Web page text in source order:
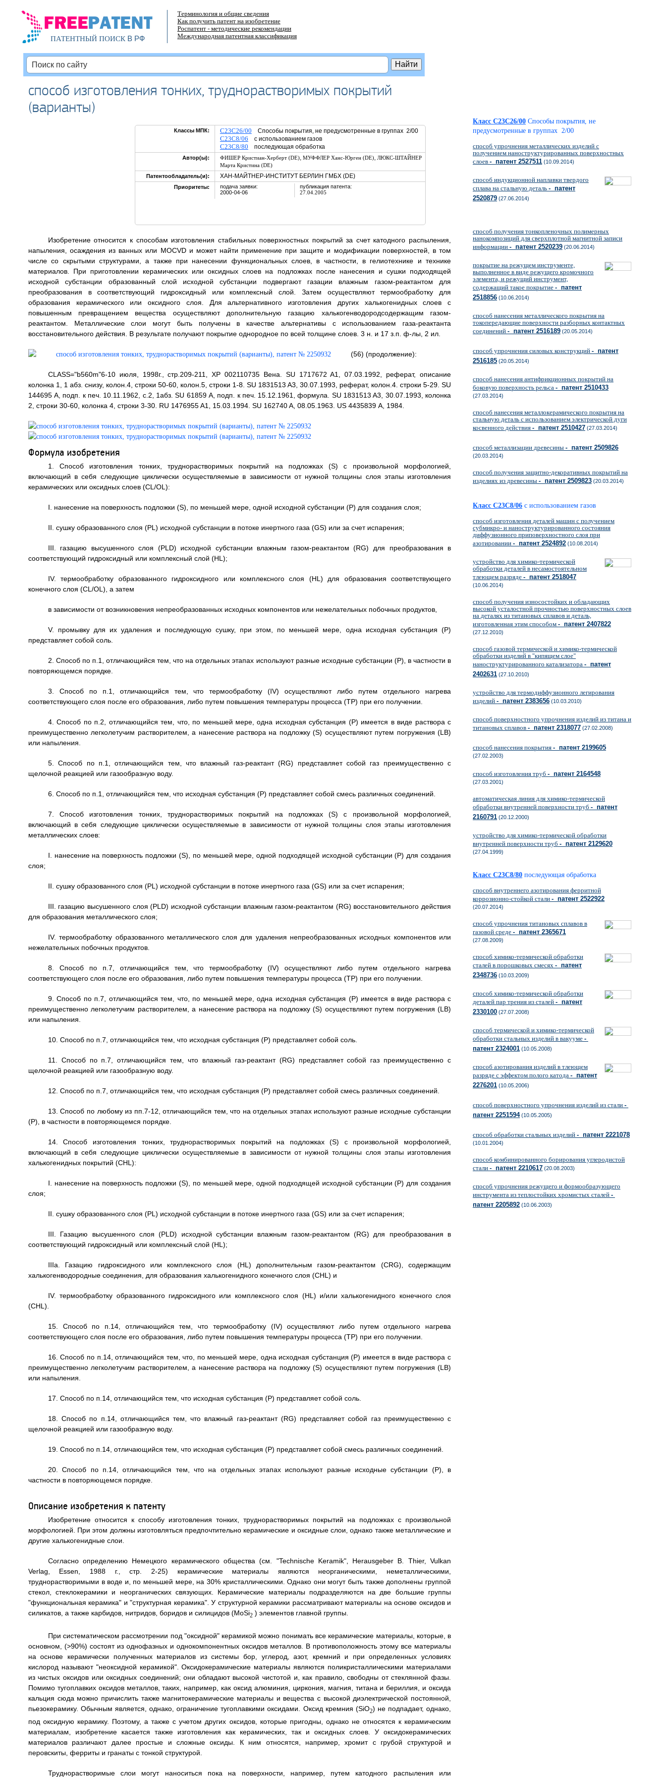
ПАТЕНТНЫЙ ПОИСКВ РФ
Терминология и общие сведения
Как получить патент на изобретение
Роспатент - методические рекомендации
Международная патентная классификация
способ изготовления тонких, труднорастворимых покрытий
(варианты)
Классы МПК: C23C26/00 Способы покрытия, не предусмотренные в группах 2/00
C23C8/06 с использованием газов
C23C8/80 последующая обработка
Автор(ы): ФИШЕР Кристиан-Херберт (DE), МУФФЛЕР Ханс-Юрген (DE), ЛЮКС-ШТАЙНЕР
Марта Кристина (DE)
Патентообладатель(и):
ХАН-МАЙТНЕР-ИНСТИТУТ БЕРЛИН ГМБХ (DE)
Приоритеты:
подача заявки:
2000-04-06
публикация патента:
27.04.2005
Изобретение относится к способам изготовления стабильных поверхностных покрытий за счет катодного распыления,
напыления, осаждения из ванных или MOCVD и может найти применение при защите и модификации поверхностей, в том
числе со скрытыми структурами, а также при нанесении функциональных слоев, в частности, в гелиотехнике и технике
материалов. При приготовлении керамических или оксидных слоев на подложках после нанесения и сушки подходящей
исходной субстанции образованный слой исходной субстанции подвергают газации влажным газом-реактантом для
преобразования в соответствующий гидроксидный или комплексный слой. Затем осуществляют термообработку для
образования керамического или оксидного слоя. Для альтернативного изготовления других халькогенидных слоев с
повышенным превращением вещества осуществляют дополнительную газацию халькогенводородсодержащим газом-
реактантом. Металлические слои могут быть получены в качестве альтернативы с использованием газа-реактанта
восстановительного действия. В результате получают покрытие однородное по всей толщине слоев. 3 н. и 17 з.п. ф-лы, 2 ил.
(56) (продолжение):
CLASS="b560m"6-10 июля, 1998г., стр.209-211, ХР 002110735 Вена. SU 1717672 A1, 07.03.1992, реферат, описание
колонка 1, 1 абз. снизу, колон.4, строки 50-60, колон.5, строки 1-8. SU 1831513 A3, 30.07.1993, реферат, колон.4. строки 5-29. SU
144695 А, подп. к печ. 10.11.1962, с.2, 1абз. SU 61859 А, подп. к печ. 15.12.1961, формула. SU 1831513 A3, 30.07.1993, колонка
2, строки 30-60, колонка 4, строки 3-30. RU 1476955 A1, 15.03.1994. SU 162740 A, 08.05.1963. US 4435839 А, 1984.
Формула изобретения
1. Способ изготовления тонких, труднорастворимых покрытий на подложках (S) с произвольной морфологией,
включающий в себя следующие циклически осуществляемые в зависимости от нужной толщины слоя этапы изготовления
керамических или оксидных слоев (CL/OL):
I. нанесение на поверхность подложки (S), по меньшей мере, одной исходной субстанции (Р) для создания слоя;
II. сушку образованного слоя (PL) исходной субстанции в потоке инертного газа (GS) или за счет испарения;
III. газацию высушенного слоя (PLD) исходной субстанции влажным газом-реактантом (RG) для преобразования в
соответствующий гидроксидный или комплексный слой (HL);
IV. термообработку образованного гидроксидного или комплексного слоя (HL) для образования соответствующего
конечного слоя (CL/OL), a затем
в зависимости от возникновения непреобразованных исходных компонентов или нежелательных побочных продуктов,
V. промывку для их удаления и последующую сушку, при этом, по меньшей мере, одна исходная субстанция (Р)
представляет собой соль.
2. Способ по п.1, отличающийся тем, что на отдельных этапах используют разные исходные субстанции (Р), в частности в
повторяющемся порядке.
3. Способ по п.1, отличающийся тем, что термообработку (IV) осуществляют либо путем отдельного нагрева
соответствующего слоя после его образования, либо путем повышения температуры процесса (ТР) при его получении.
4. Способ по п.2, отличающийся тем, что, по меньшей мере, одна исходная субстанция (Р) имеется в виде раствора с
преимущественно легколетучим растворителем, а нанесение раствора на подложку (S) осуществляют путем погружения (LB)
или напыления.
5. Способ по п.1, отличающийся тем, что влажный газ-реактант (RG) представляет собой газ преимущественно с
щелочной реакцией или газообразную воду.
6. Способ по п.1, отличающийся тем, что исходная субстанция (Р) представляет собой смесь различных соединений.
7. Способ изготовления тонких, труднорастворимых покрытий на подложках (S) с произвольной морфологией,
включающий в себя следующие циклически осуществляемые в зависимости от нужной толщины слоя этапы изготовления
металлических слоев:
I. нанесение на поверхность подложки (S), по меньшей мере, одной подходящей исходной субстанции (Р) для создания
слоя;
II. сушку образованного слоя (PL) исходной субстанции в потоке инертного газа (GS) или за счет испарения;
III. газацию высушенного слоя (PLD) исходной субстанции влажным газом-реактантом (RG) восстановительного действия
для образования металлического слоя;
IV. термообработку образованного металлического слоя для удаления непреобразованных исходных компонентов или
нежелательных побочных продуктов.
8. Способ по п.7, отличающийся тем, что термообработку (IV) осуществляют либо путем отдельного нагрева
соответствующего слоя после его образования, либо путем повышения температуры процесса (ТР) при его получении.
9. Способ по п.7, отличающийся тем, что, по меньшей мере, одна исходная субстанция (Р) имеется в виде раствора с
преимущественно легколетучим растворителем, а нанесение раствора на подложку (S) осуществляют путем погружения (LB)
или напыления.
10. Способ по п.7, отличающийся тем, что исходная субстанция (Р) представляет собой соль.
11. Способ по п.7, отличающийся тем, что влажный газ-реактант (RG) представляет собой газ преимущественно с
щелочной реакцией или газообразную воду.
12. Способ по п.7, отличающийся тем, что исходная субстанция (Р) представляет собой смесь различных соединений.
13. Способ по любому из пп.7-12, отличающийся тем, что на отдельных этапах используют разные исходные субстанции
(Р), в частности в повторяющемся порядке.
14. Способ изготовления тонких, труднорастворимых покрытий на подложках (S) с произвольной морфологией,
включающий в себя следующие циклически осуществляемые в зависимости от нужной толщины слоя этапы изготовления
халькогенидных покрытий (CHL):
I. нанесение на поверхность подложки (S), по меньшей мере, одной подходящей исходной субстанции (Р) для создания
слоя;
II. сушку образованного слоя (PL) исходной субстанции в потоке инертного газа (GS) или за счет испарения;
III. Газацию высушенного слоя (PLD) исходной субстанции влажным газом-реактантом (RG) для преобразования в
соответствующий гидроксидный или комплексный слой (HL);
IIIa. Газацию гидроксидного или комплексного слоя (HL) дополнительным газом-реактантом (CRG), содержащим
халькогенводородные соединения, для образования халькогенидного конечного слоя (CHL) и
IV. термообработку образованного гидроксидного или комплексного слоя (HL) и/или халькогенидного конечного слоя
(CHL).
15. Способ по п.14, отличающийся тем, что термообработку (IV) осуществляют либо путем отдельного нагрева
соответствующего слоя после его образования, либо путем повышения температуры процесса (ТР) при его получении.
16. Способ по п.14, отличающийся тем, что, по меньшей мере, одна исходная субстанция (Р) имеется в виде раствора с
преимущественно легколетучим растворителем, а нанесение раствора на подложку (S) осуществляют путем погружения (LB)
или напыления.
17. Способ по п.14, отличающийся тем, что исходная субстанция (Р) представляет собой соль.
18. Способ по п.14, отличающийся тем, что влажный газ-реактант (RG) представляет собой газ преимущественно с
щелочной реакцией или газообразную воду.
19. Способ по п.14, отличающийся тем, что исходная субстанция (Р) представляет собой смесь различных соединений.
20. Способ по п.14, отличающийся тем, что на отдельных этапах используют разные исходные субстанции (Р), в
частности в повторяющемся порядке.
Описание изобретения к патенту
Изобретение относится к способу изготовления тонких, труднорастворимых покрытий на подложках с произвольной
морфологией. При этом должны изготовляться предпочтительно керамические и оксидные слои, однако также металлические и
другие халькогенидные слои.
Согласно определению Немецкого керамического общества (см. "Technische Keramik", Herausgeber В. Thier, Vulkan
Verlag, Essen, 1988 г., стр. 2-25) керамические материалы являются неорганическими, неметаллическими,
труднорастворимыми в воде и, по меньшей мере, на 30% кристаллическими. Однако они могут быть также дополнены группой
стекол, стеклокерамики и неорганических связующих. Керамические материалы подразделяются на две большие группы
"функциональная керамика" и "структурная керамика". У структурной керамики рассматривают материалы на основе оксидов и
силикатов, а также карбидов, нитридов, боридов и силицидов (MoSi2) элементов главной группы.
При систематическом рассмотрении под "оксидной" керамикой можно понимать все керамические материалы, которые, в
основном, (>90%) состоят из однофазных и однокомпонентных оксидов металлов. В противоположность этому все материалы
на основе керамически полученных материалов из системы бор, углерод, азот, кремний и при определенных условиях
кислород называют "неоксидной керамикой". Оксидокерамические материалы являются поликристаллическими материалами
из чистых оксидов или оксидных соединений; они обладают высокой чистотой и, как правило, свободны от стеклянной фазы.
Помимо тугоплавких оксидов металлов, таких, например, как оксид алюминия, циркония, магния, титана и бериллия, и оксида
кальция сюда можно причислить также магнитокерамические материалы и вещества с высокой диэлектрической постоянной,
пьезокерамику. Обычным является, однако, ограничение тугоплавкими оксидами. Оксид кремния (SiO2) не подпадает, однако,
под оксидную керамику. Поэтому, а также с учетом других оксидов, которые пригодны, однако не относятся к керамическим
материалам, изобретение касается также изготовления как керамических, так и оксидных слоев. У оксидокерамических
материалов различают далее простые и сложные оксиды. К ним относятся, например, хромит с грубой структурой и
перовскиты, ферриты и гранаты с тонкой структурой.
Труднорастворимые слои могут наноситься пока на поверхности, например, путем катодного распыления или
Класс C23C26/00 Способы покрытия, не
предусмотренные в группах 2/00
способ упрочнения металлических изделий с
получением наноструктурированных поверхностных
слоев - патент 2527511 (10.09.2014)
способ индукционной наплавки твердого
сплава на стальную деталь - патент
2520879 (27.06.2014)
способ получения тонкопленочных полимерных
нанокомпозиций для сверхплотной магнитной записи
информации - патент 2520239 (20.06.2014)
покрытие на режущем инструменте,
выполненное в виде режущего кромочного
элемента, и режущий инструмент,
содержащий такое покрытие - патент
2518856 (10.06.2014)
способ нанесения металлического покрытия на
токопередающие поверхности разборных контактных
соединений - патент 2516189 (20.05.2014)
способ упрочнения силовых конструкций - патент
2516185 (20.05.2014)
способ нанесения антифрикционных покрытий на
боковую поверхность рельса - патент 2510433
(27.03.2014)
способ нанесения металлокерамического покрытия на
стальную деталь с использованием электрической дуги
косвенного действия - патент 2510427 (27.03.2014)
способ металлизации древесины - патент 2509826
(20.03.2014)
способ получения защитно-декоративных покрытий на
изделиях из древесины - патент 2509823 (20.03.2014)
Класс C23C8/06 с использованием газов
способ изготовления деталей машин с получением
субмикро- и наноструктурированного состояния
диффузионного приповерхностного слоя при
азотировании - патент 2524892 (10.08.2014)
устройство для химико-термической
обработки деталей в несамостоятельном
тлеющем разряде - патент 2518047
(10.06.2014)
способ получения износостойких и обладающих
высокой усталостной прочностью поверхностных слоев
на деталях из титановых сплавов и деталь,
изготовленная этим способом - патент 2407822
(27.12.2010)
способ газовой термической и химико-термической
обработки изделий в "кипящем слое"
наноструктурированного катализатора - патент
2402631 (27.10.2010)
устройство для термодиффузионного легирования
изделий - патент 2383656 (10.03.2010)
способ поверхностного упрочнения изделий из титана и
титановых сплавов - патент 2318077 (27.02.2008)
способ нанесения покрытия - патент 2199605
(27.02.2003)
способ изготовления труб - патент 2164548
(27.03.2001)
автоматическая линия для химико-термической
обработки внутренней поверхности труб - патент
2160791 (20.12.2000)
устройство для химико-термической обработки
внутренней поверхности труб - патент 2129620
(27.04.1999)
Класс C23C8/80 последующая обработка
способ внутреннего азотирования ферритной
коррозионно-стойкой стали - патент 2522922
(20.07.2014)
способ упрочнения титановых сплавов в
газовой среде - патент 2365671
(27.08.2009)
способ химико-термической обработки
сталей в порошковых смесях - патент
2348736 (10.03.2009)
способ химико-термической обработки
деталей пар трения из сталей - патент
2330100 (27.07.2008)
способ термической и химико-термической
обработки стальных изделий в вакууме -
патент 2324001 (10.05.2008)
способ азотирования изделий в тлеющем
разряде с эффектом полого катода - патент
2276201 (10.05.2006)
способ поверхностного упрочнения изделий из стали -
патент 2251594(10.05.2005)
способ обработки стальных изделий - патент 2221078
(10.01.2004)
способ комбинированного борирования углеродистой
стали - патент 2210617 (20.08.2003)
способ упрочнения режущего и формообразующего
инструмента из теплостойких хромистых сталей -
патент 2205892 (10.06.2003)